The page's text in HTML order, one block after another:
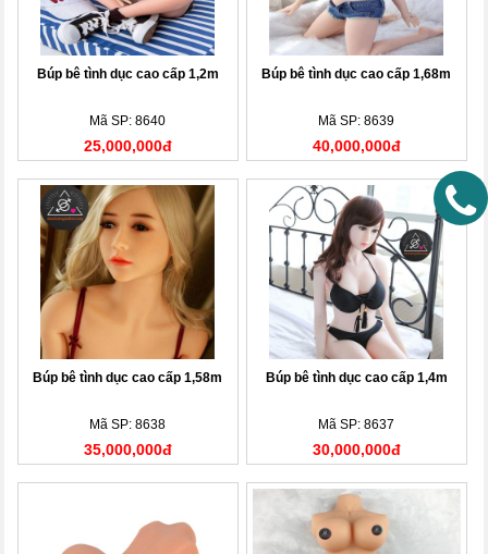
Búp bê tình dục cao cấp 1,2m
Mã SP: 8640
25,000,000đ
Búp bê tình dục cao cấp 1,68m
Mã SP: 8639
40,000,000đ
Búp bê tình dục cao cấp 1,58m
Mã SP: 8638
35,000,000đ
Búp bê tình dục cao cấp 1,4m
Mã SP: 8637
30,000,000đ